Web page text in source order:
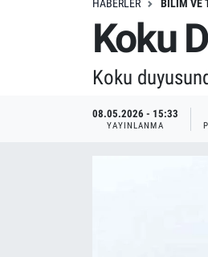
HABERLER BILIM VE
Koku
Koku
08.05.2026 - 15:33
YAYINLANMA